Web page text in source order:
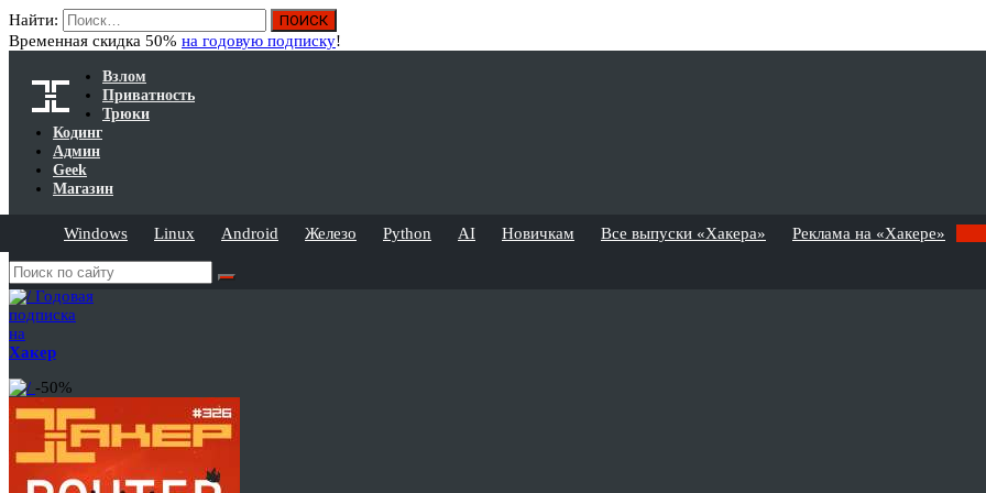
Найти:
Временная скидка 50% на годовую подписку!
Взлом
Приватность
Трюки
Кодинг
Админ
Geek
Магазин
Windows Linux Android Железо Python AI Новичкам Все выпуски «Хакера» Реклама на «Хакере»
Годовая
подписка
на
Хакер
-50%